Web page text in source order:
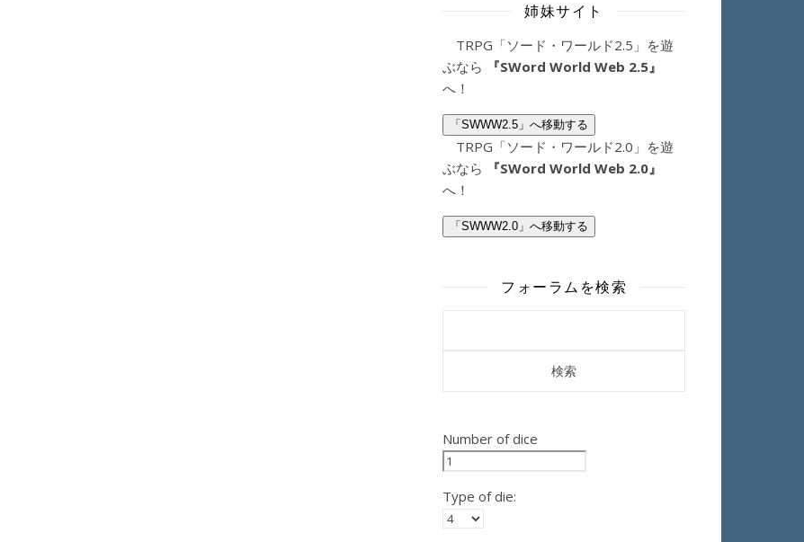
姉妹サイト
TRPG「ソード・ワールド2.5」を遊
ぶなら
『SWord World Web 2.5』
へ！
「SWWW2.5」へ移動する
TRPG「ソード・ワールド2.0」を遊
ぶなら
『SWord World Web 2.0』
へ！
「SWWW2.0」へ移動する
フォーラムを検索
Number of dice
Type of die: